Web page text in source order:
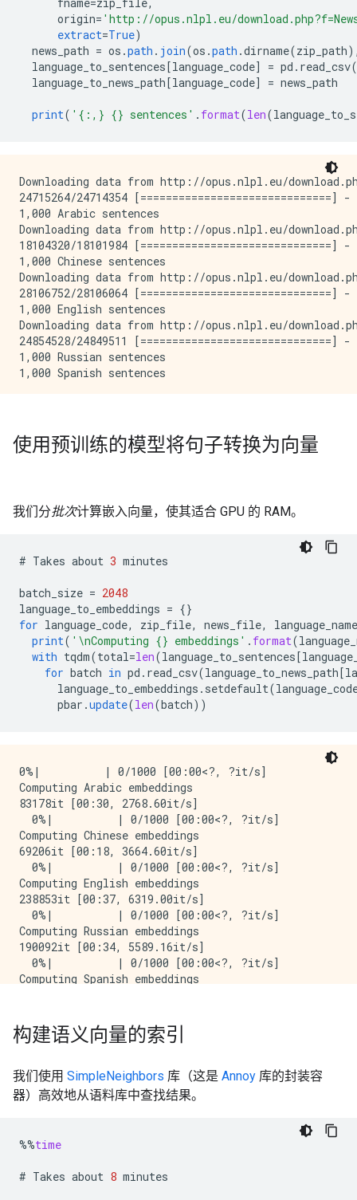
origin= 'http://opus.nlpl.eu/
extract=True)
news_path = os .path . join(os .path .dirname(zip_path
language_to_sentences[language_code] = pd . read_csv(
language_to_news_path[language_code] = news_path
print( '{:,} {} sentences' . format(len(
Downloading data from http://opus.nlpl.eu/
24715264/24714354
1,000 Arabic sentences
Downloading data from http://opus.nlpl.eu/
18104320/18101984
1,000 Chinese sentences
Downloading data from http://opus.nlpl.eu/
28106752/28106064
1,000 English sentences
Downloading data from http://opus.nlpl.eu/
24854528/24849511
1,000 Russian sentences
使用预训练的模型将句子转换为向量
我们分批次计算嵌入向量，使其适合 GPU 的 RAM。
# Takes about 3 minutes
batch_size = 2048
language_to_embeddings = {}
for language_code, zip_file, news_file,
language_name
print( '\nComputing {} embeddings' . format(
with tqdm(total=len(language_to_sentences[
for batch in pd . read_csv(language_to_news_path[
language_to_embeddings . setdefault(
pbar .update(len(batch))
0%|          | 0/1000 [00:00<?, ?it/s]
Computing Arabic embeddings
83178it [00:30, 2768.60it/s]
  0%|          | 0/1000 [00:00<?, ?it/s]
Computing Chinese embeddings
69206it [00:18, 3664.60it/s]
  0%|          | 0/1000 [00:00<?, ?it/s]
Computing English embeddings
238853it [00:37, 6319.00it/s]
  0%|          | 0/1000 [00:00<?, ?it/s]
Computing Russian embeddings
190092it [00:34, 5589.16it/s]
  0%|          | 0/1000 [00:00<?, ?it/s]
Computing Spanish embeddings
构建语义向量的索引
我们使用 SimpleNeighbors 库（这是 Annoy 库的封装容
器）高效地从语料库中查找结果。
%%time
# Takes about 8 minutes